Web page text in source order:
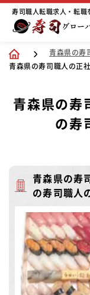
寿司職人転職求人・転職
青森県の寿
青森県の寿司職人の正
青森県の寿
の寿
青森県の寿
の寿司職人